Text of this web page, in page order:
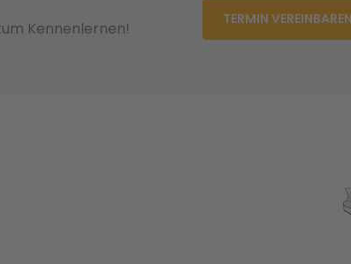
Kennenlernen! TERMIN VEREINBAREN